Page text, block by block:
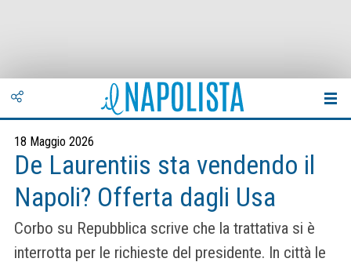
18 Maggio 2026
De Laurentiis sta vendendo il
Napoli? Offerta dagli Usa
Corbo su Repubblica scrive che la trattativa si è
interrotta per le richieste del presidente. In città le